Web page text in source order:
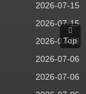
2026-07-15
2026-07-15
2026-07-06
2026-07-06
2026-07-06
Top